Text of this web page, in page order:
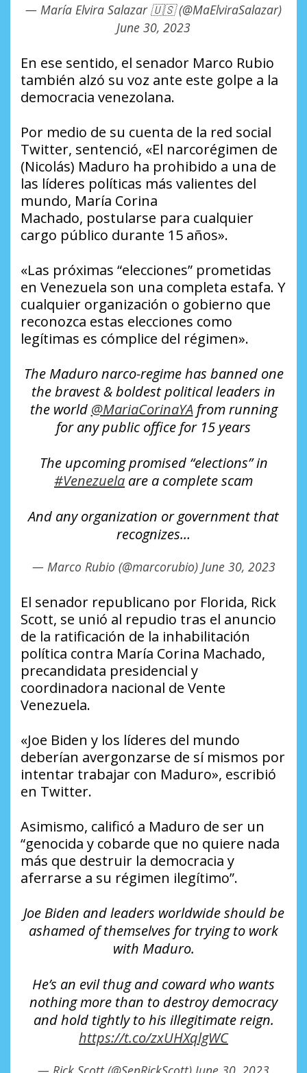
— María Elvira Salazar 🇺🇸 (@MaElviraSalazar)
June 30, 2023
En ese sentido, el senador Marco Rubio
también alzó su voz ante este golpe a la
democracia venezolana.
Por medio de su cuenta de la red social
Twitter, sentenció, «El narcorégimen de
(Nicolás) Maduro ha prohibido a una de
las líderes políticas más valientes del
mundo, María Corina
Machado, postularse para cualquier
cargo público durante 15 años».
«Las próximas “elecciones” prometidas
en Venezuela son una completa estafa. Y
cualquier organización o gobierno que
reconozca estas elecciones como
legítimas es cómplice del régimen».
The Maduro narco-regime has banned one
the bravest & boldest political leaders in
the world @MariaCorinaYAfrom running
for any public office for 15 years
The upcoming promised “elections” in
#Venezuela are a complete scam
And any organization or government that
recognizes…
— Marco Rubio (@marcorubio) June 30, 2023
El senador republicano por Florida, Rick
Scott, se unió al repudio tras el anuncio
de la ratificación de la inhabilitación
política contra María Corina Machado,
precandidata presidencial y
coordinadora nacional de Vente
Venezuela.
«Joe Biden y los líderes del mundo
deberían avergonzarse de sí mismos por
intentar trabajar con Maduro», escribió
en Twitter.
Asimismo, calificó a Maduro de ser un
“genocida y cobarde que no quiere nada
más que destruir la democracia y
aferrarse a su régimen ilegítimo”.
Joe Biden and leaders worldwide should be
ashamed of themselves for trying to work
with Maduro.
He’s an evil thug and coward who wants
nothing more than to destroy democracy
and hold tightly to his illegitimate reign.
https://t.co/zxUHXqlgWC